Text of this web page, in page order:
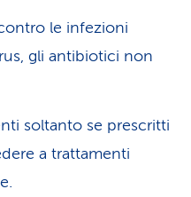
le infezioni
gli antibiotici non
soltanto se prescritti
a trattamenti